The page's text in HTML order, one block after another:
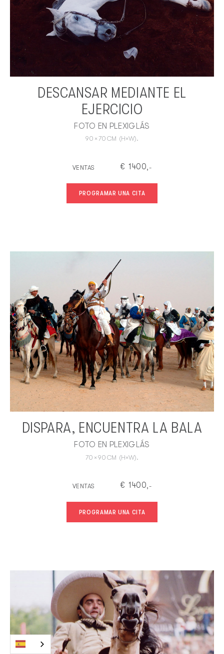
DESCANSAR MEDIANTE EL
EJERCICIO
FOTO EN PLEXIGLÁS
90 × 70 CM (H×W).
VENTAS € 1400,-
PROGRAMAR UNA CITA
DISPARA, ENCUENTRA LA BALA
FOTO EN PLEXIGLÁS
70 × 90 CM (H×W).
VENTAS € 1400,-
PROGRAMAR UNA CITA